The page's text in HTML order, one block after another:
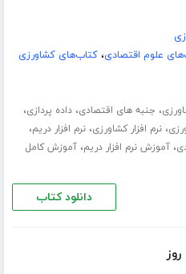
علوم اقتصادی،کتاب‌های کشاورزی
، جنبه های اقتصادی،داده پردازی،
،نرم افزار کشاورزی،نرم افزار دریم،
،آموزش نرم افزار دریم،آموزش کامل
دانلود کتاب